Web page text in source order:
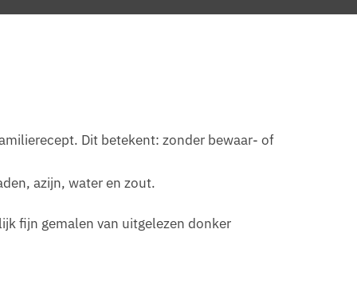
Dit betekent: zonder bewaar- of
azijn, water en zout.
fijn gemalen van uitgelezen donker